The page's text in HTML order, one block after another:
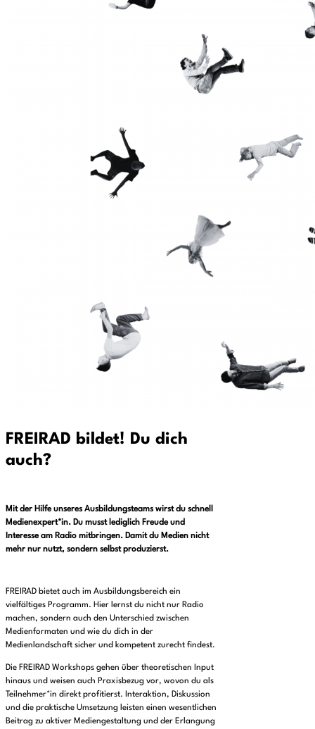
FREIRAD bildet! Du dich
auch?
Mit der Hilfe unseres Ausbildungsteams wirst du schnell
Medienexpert*in. Du musst lediglich Freude und
Interesse am Radio mitbringen. Damit du Medien nicht
mehr nur nutzt, sondern selbst produzierst.
FREIRAD bietet auch im Ausbildungsbereich ein
vielfältiges Programm. Hier lernst du nicht nur Radio
machen, sondern auch den Unterschied zwischen
Medienformaten und wie du dich in der
Medienlandschaft sicher und kompetent zurecht findest.
Die FREIRAD Workshops gehen über theoretischen Input
hinaus und weisen auch Praxisbezug vor, wovon du als
Teilnehmer*in direkt profitierst. Interaktion, Diskussion
und die praktische Umsetzung leisten einen wesentlichen
Beitrag zu aktiver Mediengestaltung und der Erlangung